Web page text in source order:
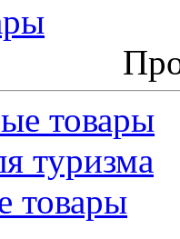
товары
туризма
товары